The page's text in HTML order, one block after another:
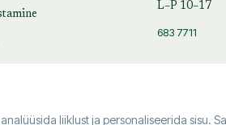
L–P 10–17
683 7711
liiklust ja personaliseerida sisu.